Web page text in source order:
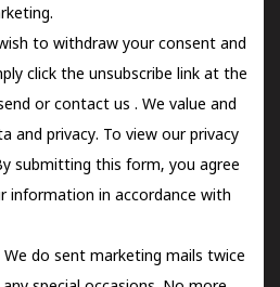
to withdraw your consent and
click the unsubscribe link at the
orcontact us . We value and
and privacy. To view our privacy
submitting this form, you agree
information in accordance with
We do sent marketing mails twice